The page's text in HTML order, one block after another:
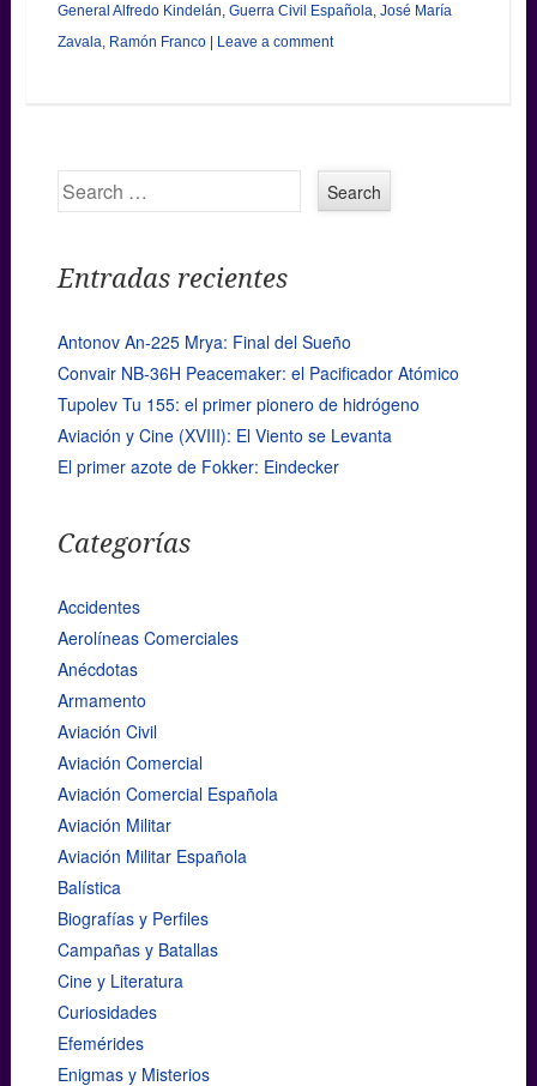
General Alfredo Kindelán Guerra Civil Española José María
Zavala Ramón Franco | Leave a comment
Search
Entradas recientes
Antonov An-225 Mrya: Final del Sueño
Convair NB-36H Peacemaker: el Pacificador Atómico
Tupolev Tu 155: el primer pionero de hidrógeno
Aviación y Cine (XVIII): El Viento se Levanta
El primer azote de Fokker: Eindecker
Categorías
Accidentes
Aerolíneas Comerciales
Anécdotas
Armamento
Aviación Civil
Aviación Comercial
Aviación Comercial Española
Aviación Militar
Aviación Militar Española
Balística
Biografías y Perfiles
Campañas y Batallas
Cine y Literatura
Curiosidades
Efemérides
Enigmas y Misterios